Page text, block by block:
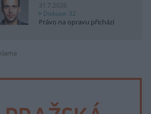
31.7.2026
Diskuse: 32
Právo na opravu přichází